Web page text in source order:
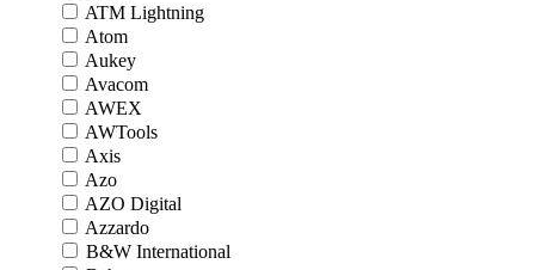
ATM Lightning
Atom
Aukey
Avacom
AWEX
AWTools
Axis
Azo
AZO Digital
Azzardo
B&W International